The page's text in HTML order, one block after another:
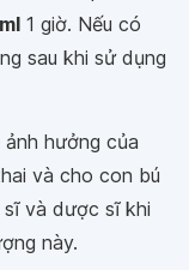
1 giờ. Nếu có
sau khi sử dụng
hưởng của
và cho con bú
và dược sĩ khi
này.